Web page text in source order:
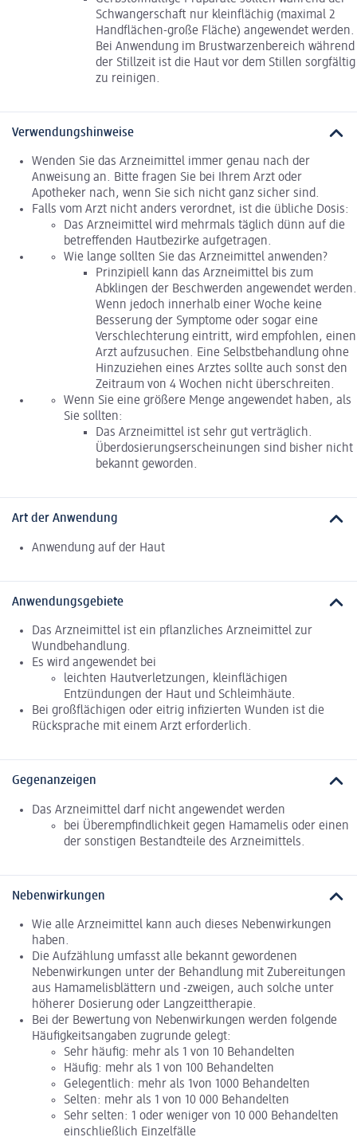
Schwangerschaft nur kleinflächig (maximal 2
Handflächen-große Fläche) angewendet werden.
Bei Anwendung im Brustwarzenbereich während
der Stillzeit ist die Haut vor dem Stillen sorgfältig
zu reinigen.
Verwendungshinweise
Wenden Sie das Arzneimittel immer genau nach der
Anweisung an. Bitte fragen Sie bei Ihrem Arzt oder
Apotheker nach, wenn Sie sich nicht ganz sicher sind.
Falls vom Arzt nicht anders verordnet, ist die übliche Dosis:
Das Arzneimittel wird mehrmals täglich dünn auf die
betreffenden Hautbezirke aufgetragen.
Wie lange sollten Sie das Arzneimittel anwenden?
Prinzipiell kann das Arzneimittel bis zum
Abklingen der Beschwerden angewendet werden.
Wenn jedoch innerhalb einer Woche keine
Besserung der Symptome oder sogar eine
Verschlechterung eintritt, wird empfohlen, einen
Arzt aufzusuchen. Eine Selbstbehandlung ohne
Hinzuziehen eines Arztes sollte auch sonst den
Zeitraum von 4 Wochen nicht überschreiten.
Wenn Sie eine größere Menge angewendet haben, als
Sie sollten:
Das Arzneimittel ist sehr gut verträglich.
Überdosierungserscheinungen sind bisher nicht
bekannt geworden.
Art der Anwendung
Anwendung auf der Haut
Anwendungsgebiete
Das Arzneimittel ist ein pflanzliches Arzneimittel zur
Wundbehandlung.
Es wird angewendet bei
leichten Hautverletzungen, kleinflächigen
Entzündungen der Haut und Schleimhäute.
Bei großflächigen oder eitrig infizierten Wunden ist die
Rücksprache mit einem Arzt erforderlich.
Gegenanzeigen
Das Arzneimittel darf nicht angewendet werden
bei Überempfindlichkeit gegen Hamamelis oder einen
der sonstigen Bestandteile des Arzneimittels.
Nebenwirkungen
Wie alle Arzneimittel kann auch dieses Nebenwirkungen
haben.
Die Aufzählung umfasst alle bekannt gewordenen
Nebenwirkungen unter der Behandlung mit Zubereitungen
aus Hamamelisblättern und -zweigen, auch solche unter
höherer Dosierung oder Langzeittherapie.
Bei der Bewertung von Nebenwirkungen werden folgende
Häufigkeitsangaben zugrunde gelegt:
Sehr häufig: mehr als 1 von 10 Behandelten
Häufig: mehr als 1 von 100 Behandelten
Gelegentlich: mehr als 1von 1000 Behandelten
Selten: mehr als 1 von 10 000 Behandelten
Sehr selten: 1 oder weniger von 10 000 Behandelten
einschließlich Einzelfälle